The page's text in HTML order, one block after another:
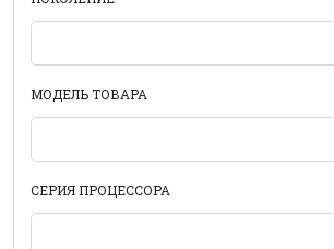
МОДЕЛЬ ТОВАРА
СЕРИЯ ПРОЦЕССОРА